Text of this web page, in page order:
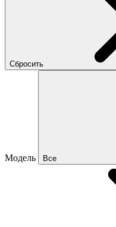
Сбросить
Модель Все